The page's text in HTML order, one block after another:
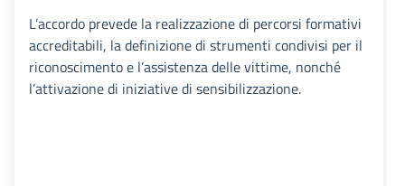
L’accordo prevede la realizzazione di percorsi formativi
accreditabili, la definizione di strumenti condivisi per il
riconoscimento e l’assistenza delle vittime, nonché
l’attivazione di iniziative di sensibilizzazione.